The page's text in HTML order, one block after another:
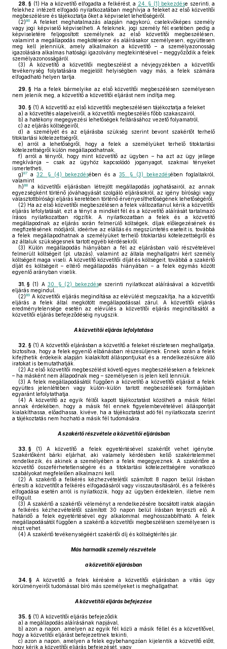
28. § (1) Ha a közvetítő elfogadta a felkérést, a 24. § (1) bekezdése szerinti, a
felekhez intézett elfogadó nyilatkozatában meghívja a feleket az első közvetítői
megbeszélésre és tájékoztatja őket a képviselet lehetőségéről.
(2)86
A feleket meghatalmazás alapján nagykorú, cselekvőképes személy
vagy jogi képviselő képviselheti. A feleknek, jogi személy fél esetében pedig a
képviseletére feljogosított személynek az első közvetítői megbeszélésen,
valamint a megállapodás megkötésekor és aláírásakor személyesen, együttesen
meg kell jelenniük, amely alkalmakon a közvetítő – a személyazonosság
igazolására alkalmas hatósági igazolvány megtekintésével – meggyőződik a felek
személyazonosságáról.
(3) A közvetítő a közvetítői megbeszélést a névjegyzékben a közvetítői
tevékenység folytatására megjelölt helyiségben vagy más, a felek számára
elfogadható helyen tartja.
29. § Ha a felek bármelyike az első közvetítői megbeszélésen személyesen
nem jelenik meg, a közvetítő a közvetítői eljárást nem indítja meg.
30. § (1) A közvetítő az első közvetítői megbeszélésen tájékoztatja a feleket
a) a közvetítés alapelveiről, a közvetítői megbeszélés főbb szakaszairól,
b) a hatékony megegyezési lehetőségek feltárásához vezető folyamatról,
c) az eljárás költségeiről,
d) a személyét és az eljárásba szükség szerint bevont szakértőt terhelő
titoktartási kötelezettségről,
e) arról a lehetőségről, hogy a felek a személyüket terhelő titoktartási
kötelezettségről külön megállapodhatnak,
f) arról a tényről, hogy mint közvetítő az ügyben – ha azt az ügy jellege
megkívánja – csak az ügyhöz kapcsolódó joganyagot, szakmai tényeket
ismertetheti,
g)87 a 32. § (4) bekezdésében és a 35. § (3) bekezdésében foglaltakról,
valamint
h)88
a közvetítői eljárásban létrejött megállapodás joghatásairól, az annak
egyezségként történő jóváhagyását szolgáló eljárásokról, az igény bírósági vagy
választottbírósági eljárás keretében történő érvényesíthetőségének lehetőségéről.
(2) Ha az első közvetítői megbeszélésen a felek változatlanul kérik a közvetítői
eljárás lefolytatását, ezt a tényt a mindkét fél és a közvetítő aláírását tartalmazó
írásos nyilatkozatban rögzítik. A nyilatkozatban a felek és a közvetítő
megállapodnak az eljárás során felmerülő költségek, díjak előlegezésének és
megfizetésének módjáról, ideértve az elállás és megszüntetés eseteit is, továbbá
a felek megállapodhatnak a személyüket terhelő titoktartási kötelezettségről és
az általuk szükségesnek tartott egyéb kérdésekről.
(3) Külön megállapodás hiányában a fél az eljárásban való részvételével
felmerült költségeit (pl. utazás), valamint az általa meghallgatni kért személy
költségeit maga viseli. A közvetítő közvetítői díját és költségeit, továbbá a szakértő
díját és költségeit – eltérő megállapodás hiányában – a felek egymás között
egyenlő arányban viselik.
31. § (1) A 30. § (2) bekezdése szerinti nyilatkozat aláírásával a közvetítői
eljárás megindul.
(2)89 A közvetítői eljárás megindítása az elévülést megszakítja, ha a közvetítői
eljárás a felek által megkötött megállapodással zárul. A közvetítői eljárás
eredménytelensége esetén az elévülés a közvetítői eljárás megindításától a
közvetítői eljárás befejeződéséig nyugszik.
A közvetítői eljárás lefolytatása
32. § (1) A közvetítői eljárásban a közvetítő a feleket részletesen meghallgatja,
biztosítva, hogy a felek egyenlő elbánásban részesüljenek. Ennek során a felek
kifejthetik érdekeik alapján kialakított álláspontjukat és a rendelkezésükre álló
iratokat is bemutathatják.
(2) Az első közvetítői megbeszélést követő egyes megbeszéléseken a feleknek
– ha másként nem állapodnak meg – személyesen is jelen kell lenniük.
(3) A felek megállapodásától függően a közvetítő a közvetítői eljárást a felek
együttes jelenlétében vagy külön-külön tartott megbeszélések formájában
egyaránt lefolytathatja.
(4) A közvetítő az egyik féltől kapott tájékoztatást közölheti a másik féllel
annak érdekében, hogy a másik fél ennek figyelembevételével álláspontját
kialakíthassa, előadhassa, kivéve, ha a tájékoztatást adó fél nyilatkozata szerint
a tájékoztatás nem hozható a másik fél tudomására.
A szakértő részvétele a közvetítői eljárásban
33. § (1) A közvetítő a felek egyetértésével szakértőt vehet igénybe.
Szakértőként bárki eljárhat, aki valamely kérdésben kellő szakértelemmel
rendelkezik, és akinek a személyében a felek megegyeznek. A szakértőre a
közvetítő összeférhetetlenségére és a titoktartási kötelezettségére vonatkozó
szabályokat megfelelően alkalmazni kell.
(2) A szakértő a felkérés kézhezvételétől számított 8 napon belül írásban
értesíti a közvetítőt a felkérés elfogadásáról vagy visszautasításáról, és a felkérés
elfogadása esetén arról is nyilatkozik, hogy az ügyben érdektelen, illetve nem
elfogult.
(3) A szakértő a szakértői véleményt a rendelkezésére bocsátott iratok alapján
a felkérés kézhezvételétől számított 30 napon belül írásban terjeszti elő. A
határidő a felek egyetértésével egy alkalommal meghosszabbítható. A felek
megállapodásától függően a szakértő a közvetítői megbeszélésen személyesen is
részt vehet.
(4) A szakértő tevékenységéért szakértői díj és költségtérítés jár.
Más harmadik személy részvétele
a közvetítői eljárásban
34. § A közvetítő a felek kérésére a közvetítői eljárásban a vitás ügy
körülményeiről tudomással bíró más személyeket is meghallgathat.
A közvetítői eljárás befejezése
35. § (1) A közvetítői eljárás befejeződik
a) a megállapodás aláírásának napjával,
b) azon a napon, amelyen az egyik fél közli a másik féllel és a közvetítővel,
hogy a közvetítői eljárást befejezettnek tekinti,
c) azon a napon, amelyen a felek egybehangzóan kijelentik a közvetítő előtt,
hogy kérik a közvetítői eljárás befejezését, vagy